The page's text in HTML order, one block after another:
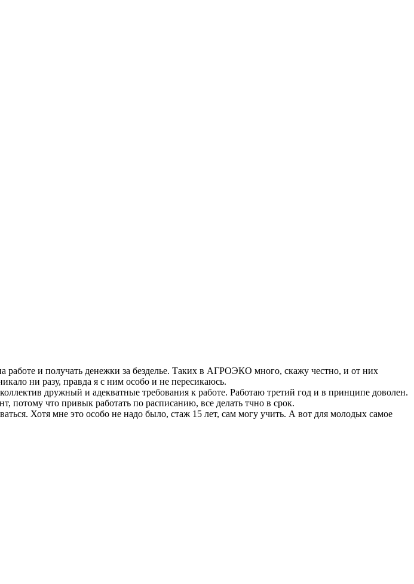
работе и получать денежки за безделье. Таких в АГРОЭКО много, скажу честно, и от них
ни разу, правда я с ним особо и не пересикаюсь.
дружный и адекватные требования к работе. Работаю третий год и в принципе доволен.
что привык работать по расписанию, все делать тчно в срок.
Хотя мне это особо не надо было, стаж 15 лет, сам могу учить. А вот для молодых самое